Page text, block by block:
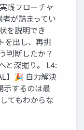
践フローチャ
が詰まってい
を説明でき
を出し、再挑
判断したか？
と深掘り。 L4:
】🎉 自力解決
するのは最
てもわからな